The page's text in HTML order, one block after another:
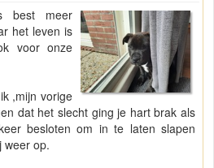
best meer
het leven is
voor onze
,mijn vorige
dat het slecht ging je hart brak als
besloten om in te laten slapen
weer op.